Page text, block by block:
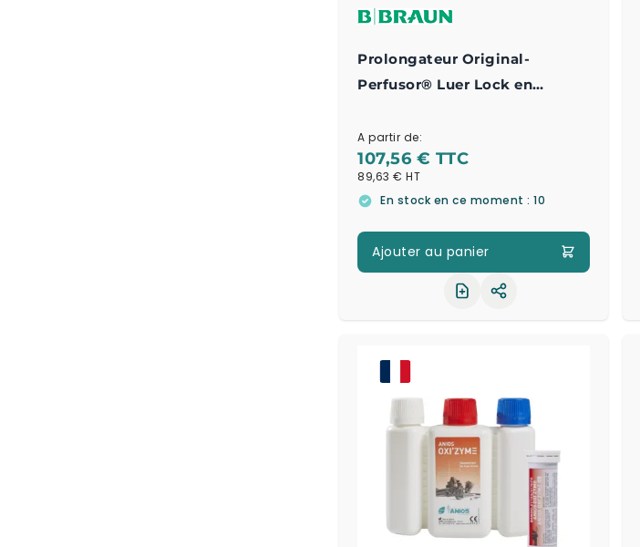
Prolongateur Original-
Perfusor® Luer Lock en
A partir de:
107,56 €
89,63 €
En stock en ce moment : 10
Ajouter au panier
Partager le produit